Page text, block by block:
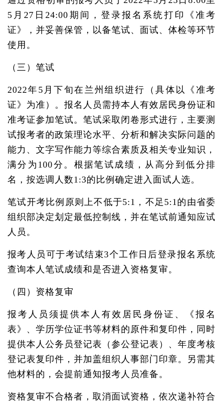
5月27日24:00期间，登录报名系统打印《准考
证》，并妥善保管，以备笔试、面试、体检等环节
使用。
（三）笔试
2022年5月下旬在兰州组织进行（具体以《准考
证》为准）。报名人员需持本人有效居民身份证和
准考证参加笔试。笔试采取闭卷形式进行，主要测
试报考者的政策理论水平、分析和解决实际问题的
能力、文字写作能力等综合素质及相关专业知识，
满分为100分。根据笔试成绩，从高分到低分排
名，按选调人数1:3的比例确定进入面试人选。
笔试开考比例原则上不低于5:1，不足5:1的由省委
组织部决定划定最低控制线，并在笔试前通知应试
人员。
报考人员可于考试结束3个工作日后登录报名系统
查询本人笔试成绩和是否进入资格复审。
（四）资格复审
报考人员须提供本人有效居民身份证、《报名
表》、学历学位证书等材料的原件和复印件，同时
提供本人公务员登记表（参公登记表）、年度考核
登记表复印件，并加盖组织人事部门印章。另需其
他材料的，会提前通知报考人员准备。
资格复审不合格者，取消面试资格，依次递补符合